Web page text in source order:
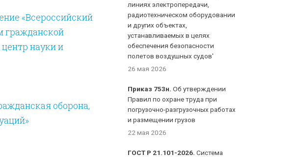
«Всероссийский
гражданской
науки и
оборона,
линиях электропередачи,
радиотехническом оборудовании
и других объектах,
устанавливаемых в целях
обеспечения безопасности
полетов воздушных судов'
26 мая 2026
Приказ 753н. Об утверждении
Правил по охране труда при
погрузочно-разгрузочных работах
и размещении грузов
22 мая 2026
ГОСТ Р 21.101-2026. Система